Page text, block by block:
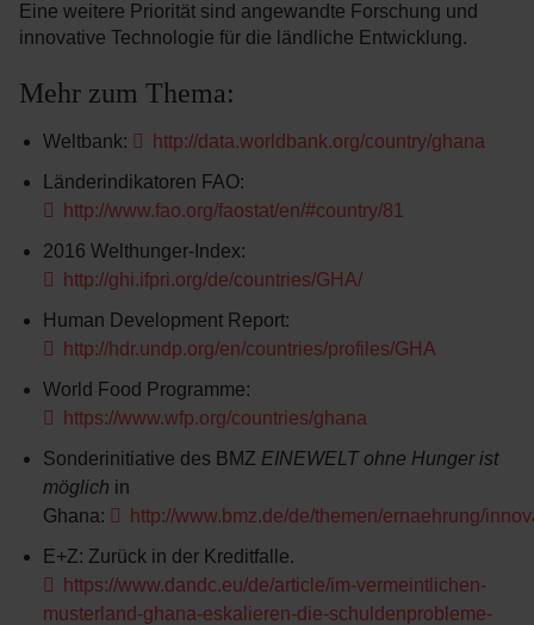
Eine weitere Priorität sind angewandte Forschung und
innovative Technologie für die ländliche Entwicklung.
Mehr zum Thema:
Weltbank:
http://data.worldbank.org/country/ghana
Länderindikatoren FAO:
http://www.fao.org/faostat/en/#country/81
2016 Welthunger-Index:
http://ghi.ifpri.org/de/countries/GHA/
Human Development Report:
http://hdr.undp.org/en/countries/profiles/GHA
World Food Programme:
https://www.wfp.org/countries/ghana
Sonderinitiative des BMZ EINEWELT ohne Hunger ist
möglich in
Ghana:
http://www.bmz.de/de/themen/ernaehrung/
E+Z: Zurück in der Kreditfalle.
https://www.dandc.eu/de/article/im-vermeintlichen-
musterland-ghana-eskalieren-die-schuldenprobleme-